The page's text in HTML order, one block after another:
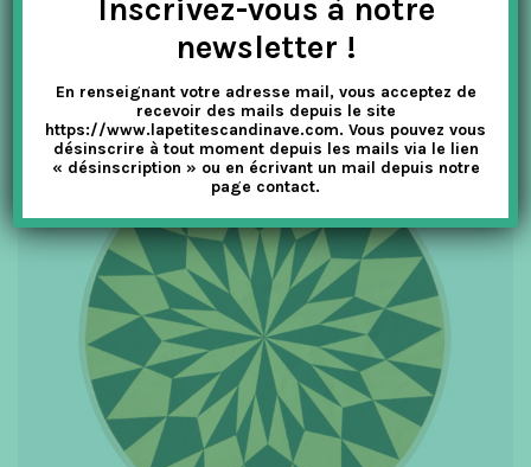
Inscrivez-vous à notre
newsletter !
En renseignant votre adresse mail, vous acceptez de
recevoir des mails depuis le site
https://www.lapetitescandinave.com. Vous pouvez vous
désinscrire à tout moment depuis les mails via le lien
« désinscription » ou en écrivant un mail depuis notre
page contact.